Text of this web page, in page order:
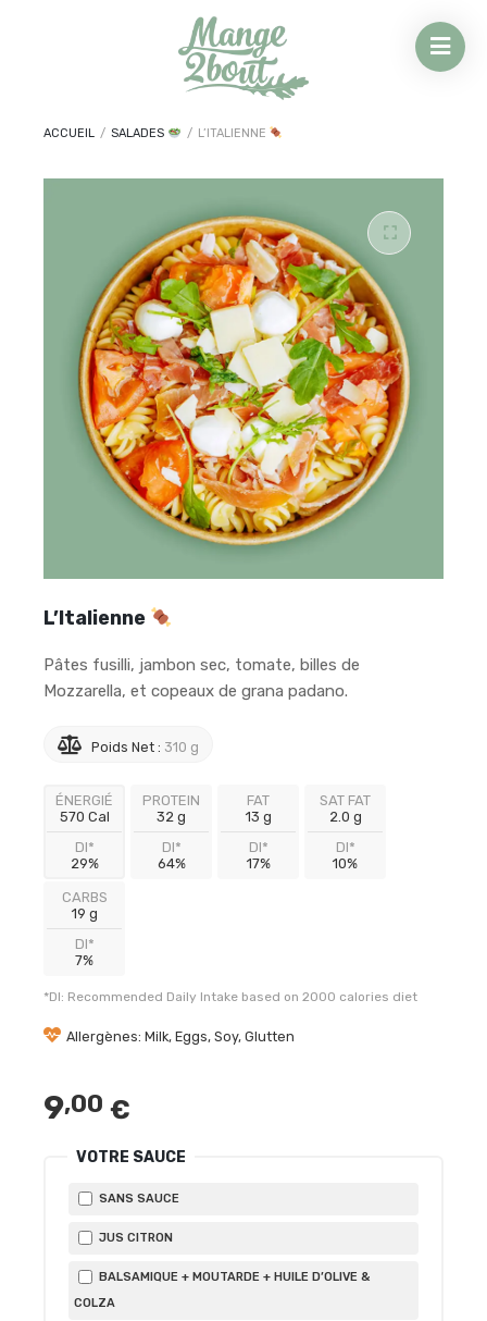
ACCUEIL / SALADES / L’ITALIENNE
L’Italienne
Pâtes fusilli, jambon sec, tomate, billes de
Mozzarella, et copeaux de grana padano.
Poids Net : 310 g
ÉNERGIÉ
570 Cal
DI*
29%
PROTEIN
32 g
DI*
64%
FAT
13 g
DI*
17%
SAT FAT
2.0 g
DI*
10%
CARBS
19 g
DI*
7%
*DI: Recommended Daily Intake based on 2000 calories diet
Allergènes: Milk, Eggs, Soy, Glutten
9,00 €
VOTRE SAUCE
SANS SAUCE
JUS CITRON
BALSAMIQUE + MOUTARDE + HUILE D’OLIVE &
COLZA